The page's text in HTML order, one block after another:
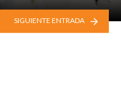
SIGUIENTE ENTRADA